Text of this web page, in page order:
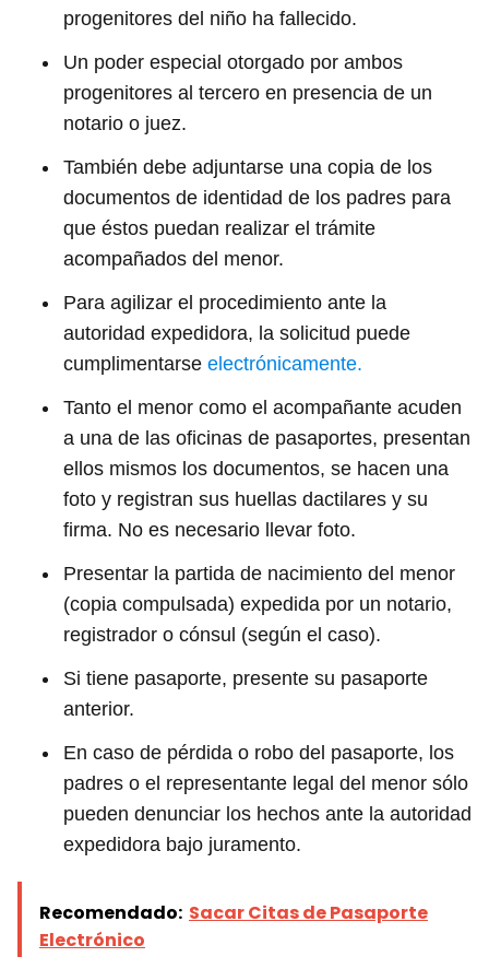
progenitores del niño ha fallecido.
Un poder especial otorgado por ambos
progenitores al tercero en presencia de un
notario o juez.
También debe adjuntarse una copia de los
documentos de identidad de los padres para
que éstos puedan realizar el trámite
acompañados del menor.
Para agilizar el procedimiento ante la
autoridad expedidora, la solicitud puede
cumplimentarse electrónicamente.
Tanto el menor como el acompañante acuden
a una de las oficinas de pasaportes, presentan
ellos mismos los documentos, se hacen una
foto y registran sus huellas dactilares y su
firma. No es necesario llevar foto.
Presentar la partida de nacimiento del menor
(copia compulsada) expedida por un notario,
registrador o cónsul (según el caso).
Si tiene pasaporte, presente su pasaporte
anterior.
En caso de pérdida o robo del pasaporte, los
padres o el representante legal del menor sólo
pueden denunciar los hechos ante la autoridad
expedidora bajo juramento.
Recomendado: Sacar Citas de Pasaporte
Electrónico